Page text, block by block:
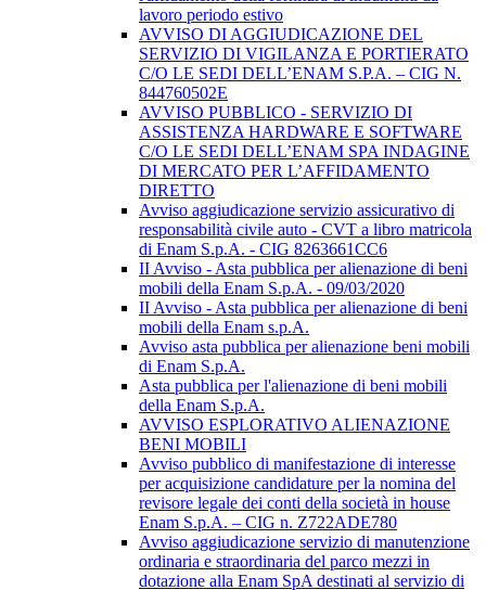
lavoro periodo estivo
AVVISO DI AGGIUDICAZIONE DEL
SERVIZIO DI VIGILANZA E PORTIERATO
C/O LE SEDI DELL’ENAM S.P.A. – CIG N.
844760502E
AVVISO PUBBLICO - SERVIZIO DI
ASSISTENZA HARDWARE E SOFTWARE
C/O LE SEDI DELL’ENAM SPA INDAGINE
DI MERCATO PER L’AFFIDAMENTO
DIRETTO
Avviso aggiudicazione servizio assicurativo di
responsabilità civile auto - CVT a libro matricola
di Enam S.p.A. - CIG 8263661CC6
II Avviso - Asta pubblica per alienazione di beni
mobili della Enam S.p.A. - 09/03/2020
II Avviso - Asta pubblica per alienazione di beni
mobili della Enam s.p.A.
Avviso asta pubblica per alienazione beni mobili
di Enam S.p.A.
Asta pubblica per l'alienazione di beni mobili
della Enam S.p.A.
AVVISO ESPLORATIVO ALIENAZIONE
BENI MOBILI
Avviso pubblico di manifestazione di interesse
per acquisizione candidature per la nomina del
revisore legale dei conti della società in house
Enam S.p.A. – CIG n. Z722ADE780
Avviso aggiudicazione servizio di manutenzione
ordinaria e straordinaria del parco mezzi in
dotazione alla Enam SpA destinati al servizio di